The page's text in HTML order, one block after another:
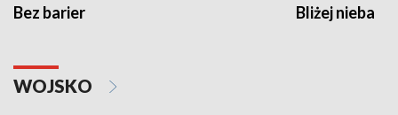
Bez barier Bliżej nieba
WOJSKO